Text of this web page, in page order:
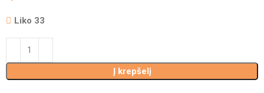
Liko 33
Į krepšelį